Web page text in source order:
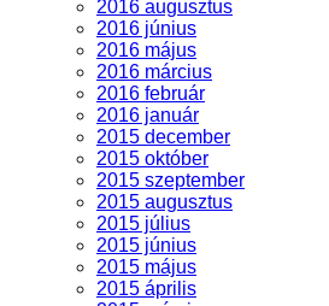
2016 augusztus
2016 június
2016 május
2016 március
2016 február
2016 január
2015 december
2015 október
2015 szeptember
2015 augusztus
2015 július
2015 június
2015 május
2015 április